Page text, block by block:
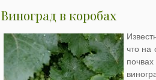
Виноград в коробах
что на
почвах